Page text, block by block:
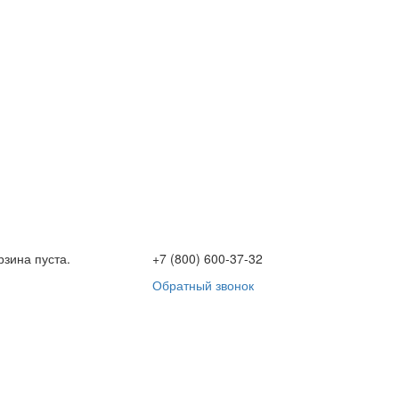
пуста.
+7 (800) 600-37-32
Обратный звонок